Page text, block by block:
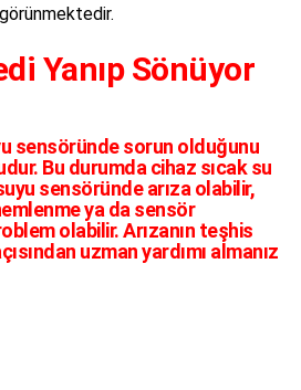
Yanıp Sönüyor
sensöründe sorun olduğunu
Bu durumda cihaz sıcak su
sensöründe arıza olabilir,
ya da sensör
olabilir. Arızanın teşhis
uzman yardımı almanız